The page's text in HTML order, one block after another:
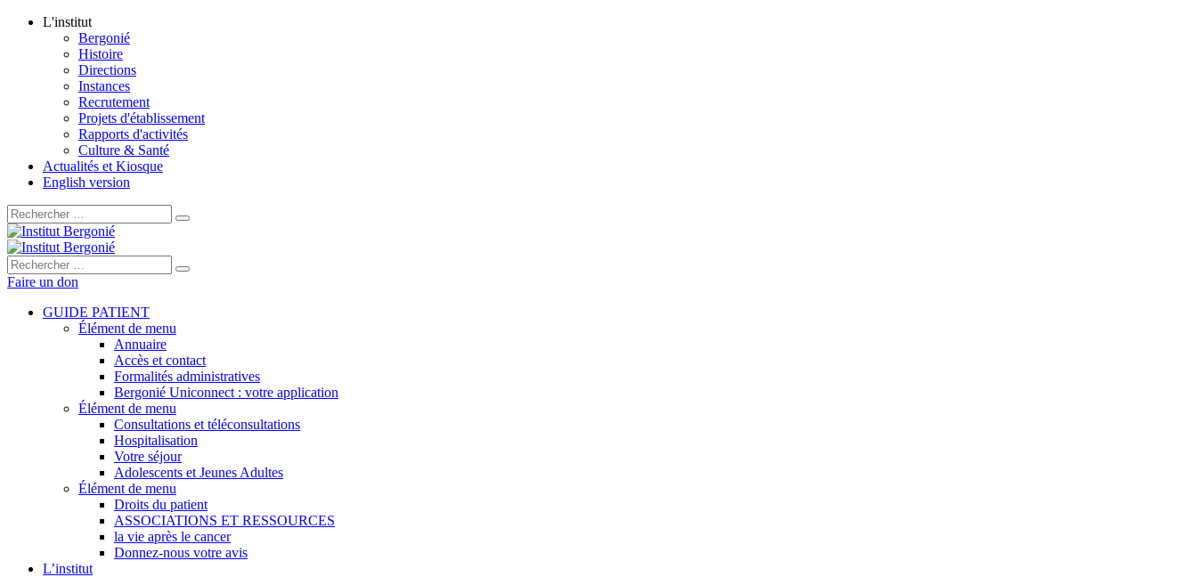
L'institut
Bergonié
Histoire
Directions
Instances
Recrutement
Projets d'établissement
Rapports d'activités
Culture & Santé
Actualités et Kiosque
English version
Rechercher :
Rechercher :
Faire un don
GUIDE PATIENT
Élément de menu
Annuaire
Accès et contact
Formalités administratives
Bergonié Uniconnect : votre application
Élément de menu
Consultations et téléconsultations
Hospitalisation
Votre séjour
Adolescents et Jeunes Adultes
Élément de menu
Droits du patient
ASSOCIATIONS ET RESSOURCES
la vie après le cancer
Donnez-nous votre avis
L’institut